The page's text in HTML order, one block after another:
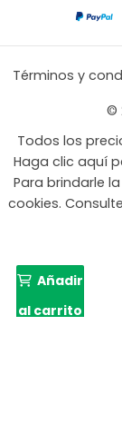
Términos y
©
Todos los
Haga clic aquí
Para brindarle
cookies.
Añadir
al carrito